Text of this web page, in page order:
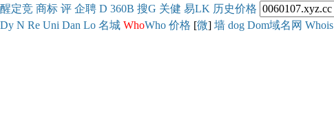
醒定竞 商标 评 企聘 D 360B 搜G 关健 易LK 历史价格
Dy N Re Uni Dan Lo 名城 WhoWho 价格 [微] 墙 dog Dom域名网 Whois